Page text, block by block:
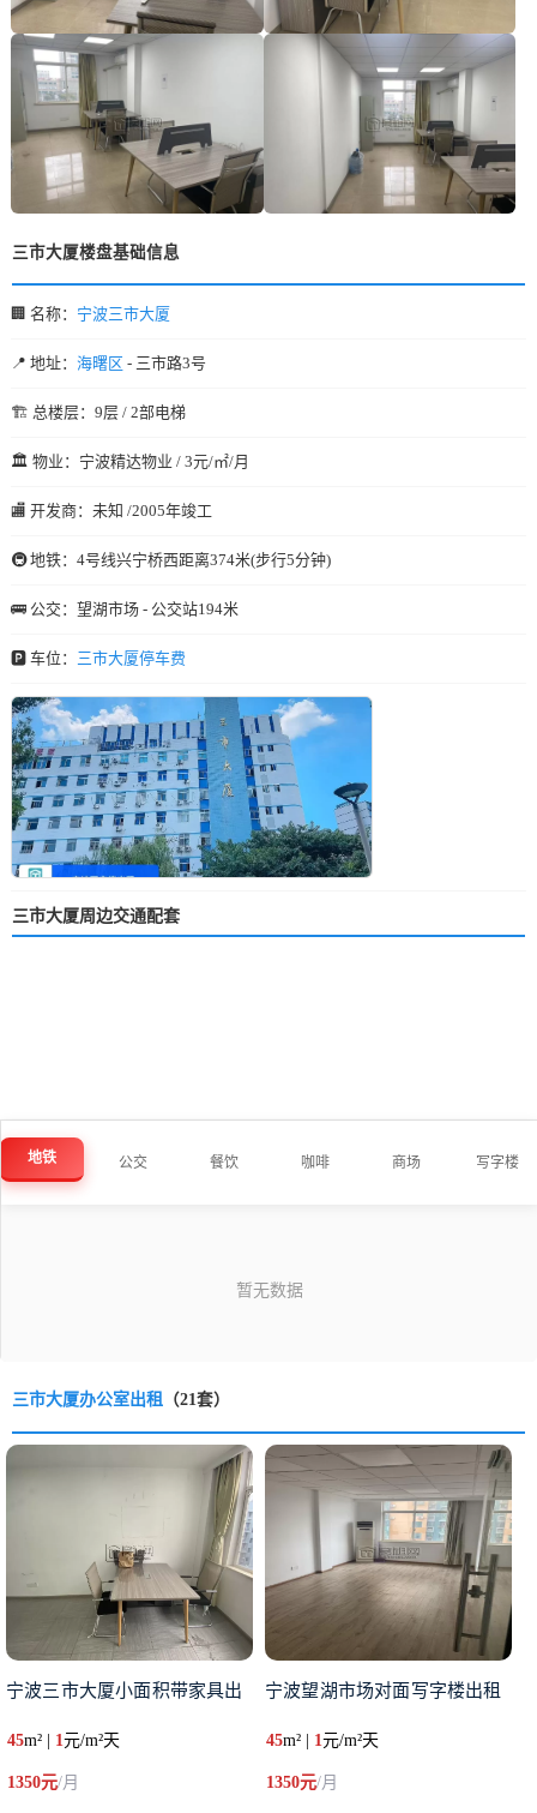
三市大厦楼盘基础信息
🏢 名称： 宁波三市大厦
📍 地址： 海曙区 - 三市路3号
🏗️ 总楼层：9层 / 2部电梯
🏛️ 物业：宁波精达物业 / 3元/㎡/月
🏬 开发商：未知 /2005年竣工
🚇 地铁：4号线兴宁桥西距离374米(步行5分钟)
🚌 公交：望湖市场 - 公交站194米
🅿️ 车位： 三市大厦停车费
三市大厦周边交通配套
地铁 公交 餐饮 咖啡 商场 写字楼
三市大厦办公室出租 （21套）
宁波三市大厦小面积带家具出
45m² | 1元/m²天
1350元/月
宁波望湖市场对面写字楼出租
45m² | 1元/m²天
1350元/月